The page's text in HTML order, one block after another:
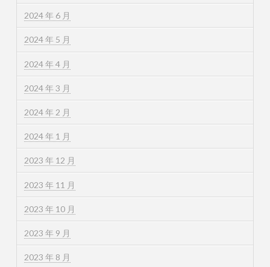
2024 年 6 月
2024 年 5 月
2024 年 4 月
2024 年 3 月
2024 年 2 月
2024 年 1 月
2023 年 12 月
2023 年 11 月
2023 年 10 月
2023 年 9 月
2023 年 8 月